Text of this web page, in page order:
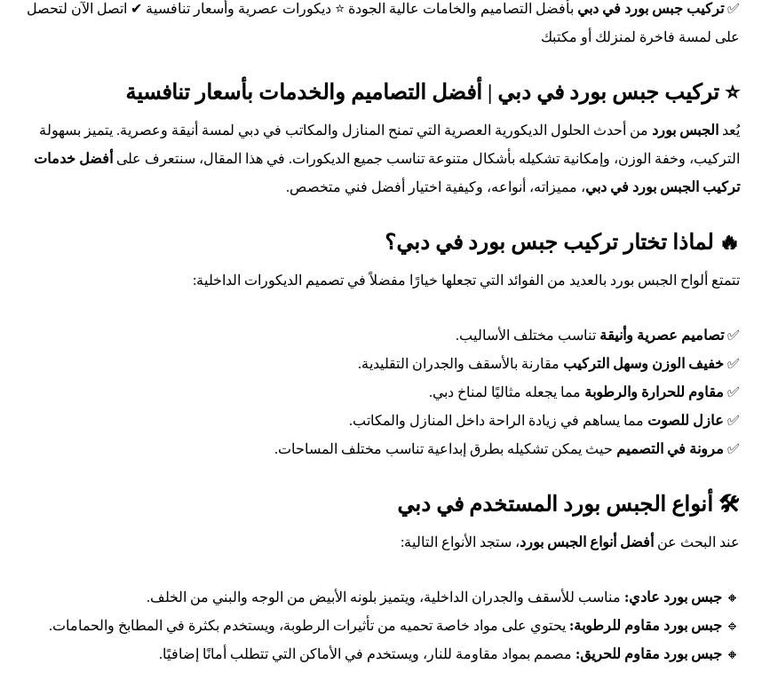
✅تركيب جبس بورد في دبي بأفضل التصاميم والخامات عالية الجودة ⭐ ديكورات عصرية وأسعار تنافسية ✔ اتصل الآن لتحصل
على لمسة فاخرة لمنزلك أو مكتبك
⭐ تركيب جبس بورد في دبي | أفضل التصاميم والخدمات بأسعار تنافسية
يُعد الجبس بورد من أحدث الحلول الديكورية العصرية التي تمنح المنازل والمكاتب في دبي لمسة أنيقة وعصرية. يتميز بسهولة
التركيب، وخفة الوزن، وإمكانية تشكيله بأشكال متنوعة تناسب جميع الديكورات. في هذا المقال، سنتعرف على أفضل خدمات
تركيب الجبس بورد في دبي، مميزاته، أنواعه، وكيفية اختيار أفضل فني متخصص.
🔥 لماذا تختار تركيب جبس بورد في دبي؟
تتمتع ألواح الجبس بورد بالعديد من الفوائد التي تجعلها خيارًا مفضلاً في تصميم الديكورات الداخلية:
✅تصاميم عصرية وأنيقة تناسب مختلف الأساليب.
✅ خفيف الوزن وسهل التركيب مقارنة بالأسقف والجدران التقليدية.
✅ مقاوم للحرارة والرطوبة مما يجعله مثاليًا لمناخ دبي.
✅ عازل للصوت مما يساهم في زيادة الراحة داخل المنازل والمكاتب.
✅ مرونة في التصميم حيث يمكن تشكيله بطرق إبداعية تناسب مختلف المساحات.
🛠 أنواع الجبس بورد المستخدم في دبي
عند البحث عن أفضل أنواع الجبس بورد، ستجد الأنواع التالية:
🔸 جبس بورد عادي: مناسب للأسقف والجدران الداخلية، ويتميز بلونه الأبيض من الوجه والبني من الخلف.
🔹 جبس بورد مقاوم للرطوبة: يحتوي على مواد خاصة تحميه من تأثيرات الرطوبة، ويستخدم بكثرة في المطابخ والحمامات.
🔸 جبس بورد مقاوم للحريق: مصمم بمواد مقاومة للنار، ويستخدم في الأماكن التي تتطلب أمانًا إضافيًا.